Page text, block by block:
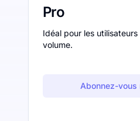
Pro
Idéal pour les
volume.
Abonnez-vous